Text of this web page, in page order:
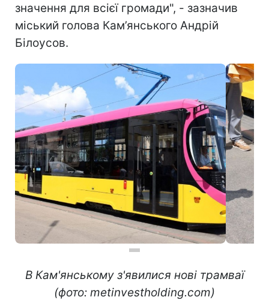
значення для всієї громади", - зазначив
міський голова Кам’янського Андрій
Білоусов.
В Кам'янському з'явилися нові трамваї
(фото: metinvestholding.com)